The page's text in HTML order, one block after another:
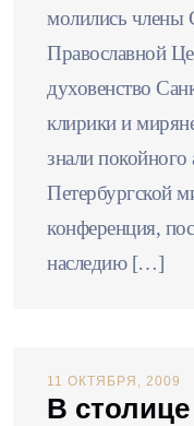
молились члены
Православной
духовенство
клирики и
знали
Петербургской
конференция,
наследию […]
11 ОКТЯБРЯ, 2009
В